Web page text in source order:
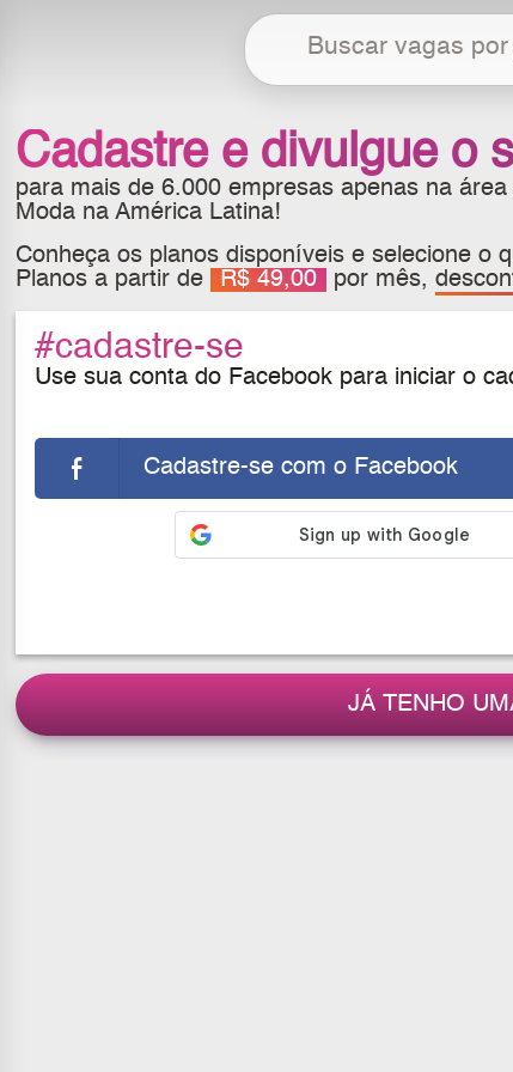
Cadastre e divulgue o
para mais de 6.000 empresas apenas na
Moda na América Latina!
Conheça os planos disponíveis e selecione o
Planos a partir de
R$ 49,00 por mês,
#cadastre-se
Use sua conta do Facebook para iniciar o
Cadastre-se com o Facebook
JÁ TENHO